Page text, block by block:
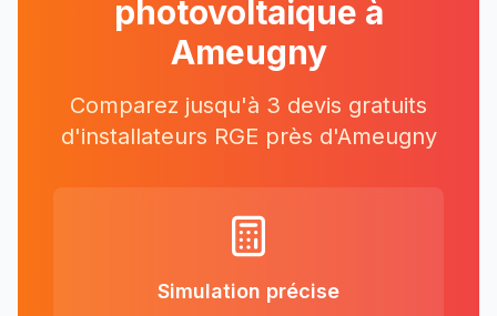
photovoltaique à
Ameugny
Comparez jusqu'à 3 devis gratuits
d'installateurs RGE près d'Ameugny
Simulation précise